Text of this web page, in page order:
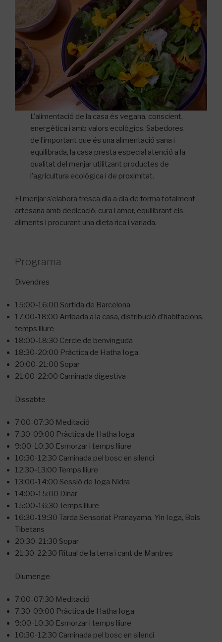
L’alimentació de la casa és vegana, conscient,
energètica i amb valors ecològics. Sabedores
de l’important que és una alimentació sana i
equilibrada, la casa presta especial atenció a la
qualitat del menjar utilitzant productes de
l’agricultura ecològica i de proximitat.
El menjar s’elabora fresca dia a dia de forma totalment
artesana amb dedicació, cura i amor, equilibrant els
aliments i procurant una dieta rica i variada.
Programa
Divendres
15:00-16:00 Sortida de Barcelona
17:00-18:00 Arribada a la casa, distribució d’habitacions,
temps lliure
18:00-18:30 Cercle de benvinguda
18:30-20:00 Pràctica de Hatha Ioga
20:00-21:00 Sopar
21:00-22:00 Caminada digestiva
Dissabte
7:00-07:30 Meditació
7:30-09:00 Pràctica de Hatha Ioga
9:00-10:30 Esmorzar i temps lliure
10:30-12:30 Caminada pel bosc en silenci
12:30-13:00 Temps lliure
13:00-14:00 Sessió de Ioga Nidra
14:00-15:00 Dinar
15:00-16:30 Temps lliure
16:30-19:30 Tarda Sensorial: Pranayama, Yin Ioga, Bols
Tibetans
20:30-21:30 Sopar
21:30-22:30 Ritual de la terra i cant de Mantres
Diumenge
7:00-07:30 Meditació
7:30-09:00 Pràctica de Hatha Ioga
9:00-10:30 Esmorzar i temps lliure
10:30-12:30 Caminada pel bosc en silenci